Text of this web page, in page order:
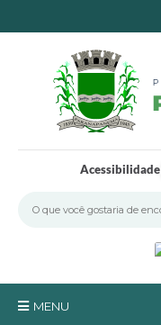
Acessibilidade
MENU